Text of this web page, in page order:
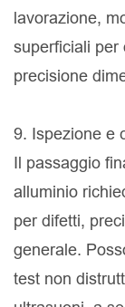
lavorazione,
superficiali per
precisione
9. Ispezione e
Il passaggio
alluminio
per difetti,
generale.
test non